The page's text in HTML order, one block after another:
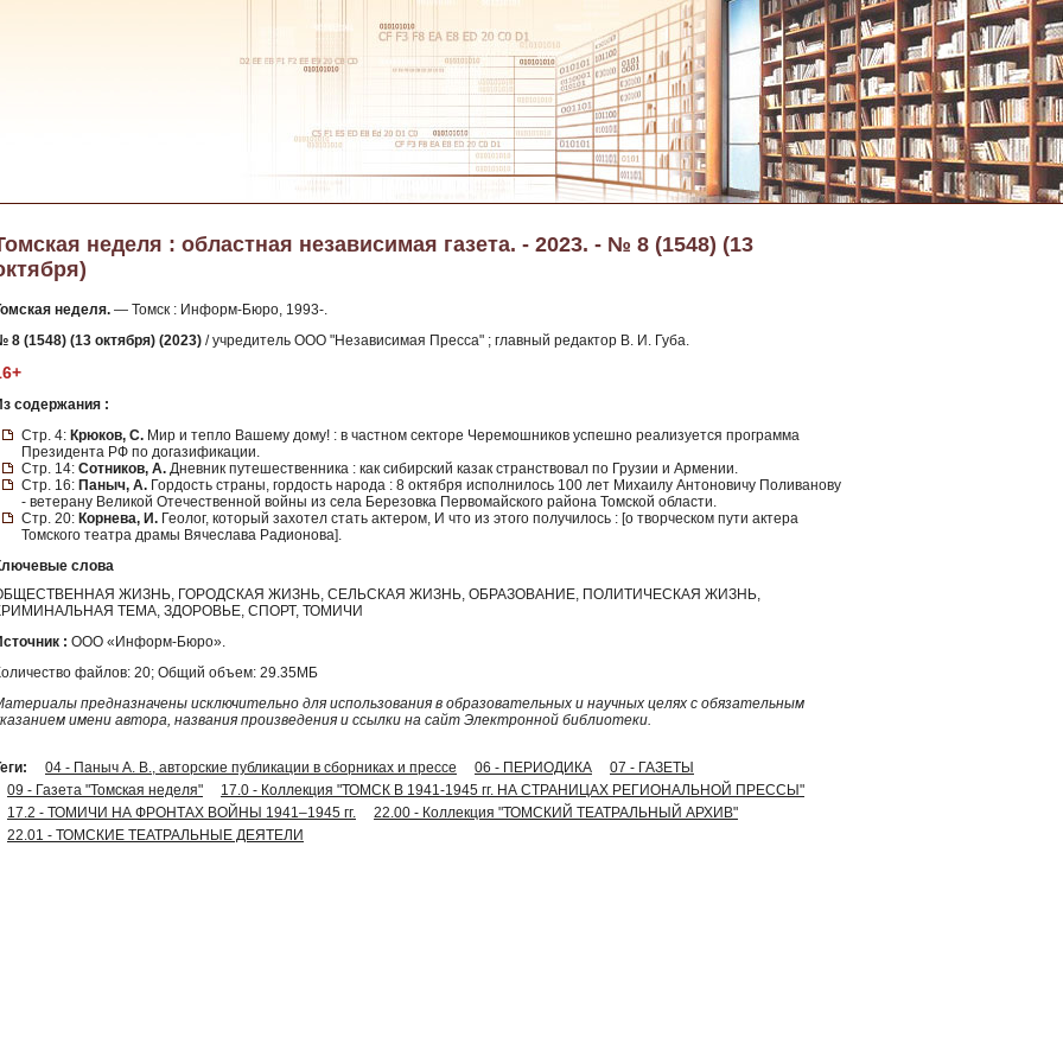
неделя : областная независимая газета. - 2023. - № 8 (1548) (13
неделя. — Томск : Информ-Бюро, 1993-.
8 (1548) (13 октября) (2023) / учредитель ООО "Независимая Пресса" ; главный редактор В. И. Губа.
содержания :
Стр. 4: Крюков, С. Мир и тепло Вашему дому! : в частном секторе Черемошников успешно реализуется программа
Президента РФ по догазификации.
Стр. 14: Сотников, А. Дневник путешественника : как сибирский казак странствовал по Грузии и Армении.
Стр. 16: Паныч, А. Гордость страны, гордость народа : 8 октября исполнилось 100 лет Михаилу Антоновичу Поливанову
- ветерану Великой Отечественной войны из села Березовка Первомайского района Томской области.
Стр. 20: Корнева, И. Геолог, который захотел стать актером, И что из этого получилось : [о творческом пути актера
Томского театра драмы Вячеслава Радионова].
слова
ЖИЗНЬ, ГОРОДСКАЯ ЖИЗНЬ, СЕЛЬСКАЯ ЖИЗНЬ, ОБРАЗОВАНИЕ, ПОЛИТИЧЕСКАЯ ЖИЗНЬ,
ТЕМА, ЗДОРОВЬЕ, СПОРТ, ТОМИЧИ
: ООО «Информ-Бюро».
файлов: 20; Общий объем: 29.35МБ
предназначены исключительно для использования в образовательных и научных целях с обязательным
имени автора, названия произведения и ссылки на сайт Электронной библиотеки.
04 - Паныч А. В., авторские публикации в сборниках и прессе 06 - ПЕРИОДИКА
07 - ГАЗЕТЫ
09 - Газета "Томская неделя"
17.0 - Коллекция "ТОМСК В 1941-1945 гг. НА СТРАНИЦАХ РЕГИОНАЛЬНОЙ ПРЕССЫ"
17.2 - ТОМИЧИ НА ФРОНТАХ ВОЙНЫ 1941–1945 гг.
22.00 - Коллекция "ТОМСКИЙ ТЕАТРАЛЬНЫЙ АРХИВ"
22.01 - ТОМСКИЕ ТЕАТРАЛЬНЫЕ ДЕЯТЕЛИ